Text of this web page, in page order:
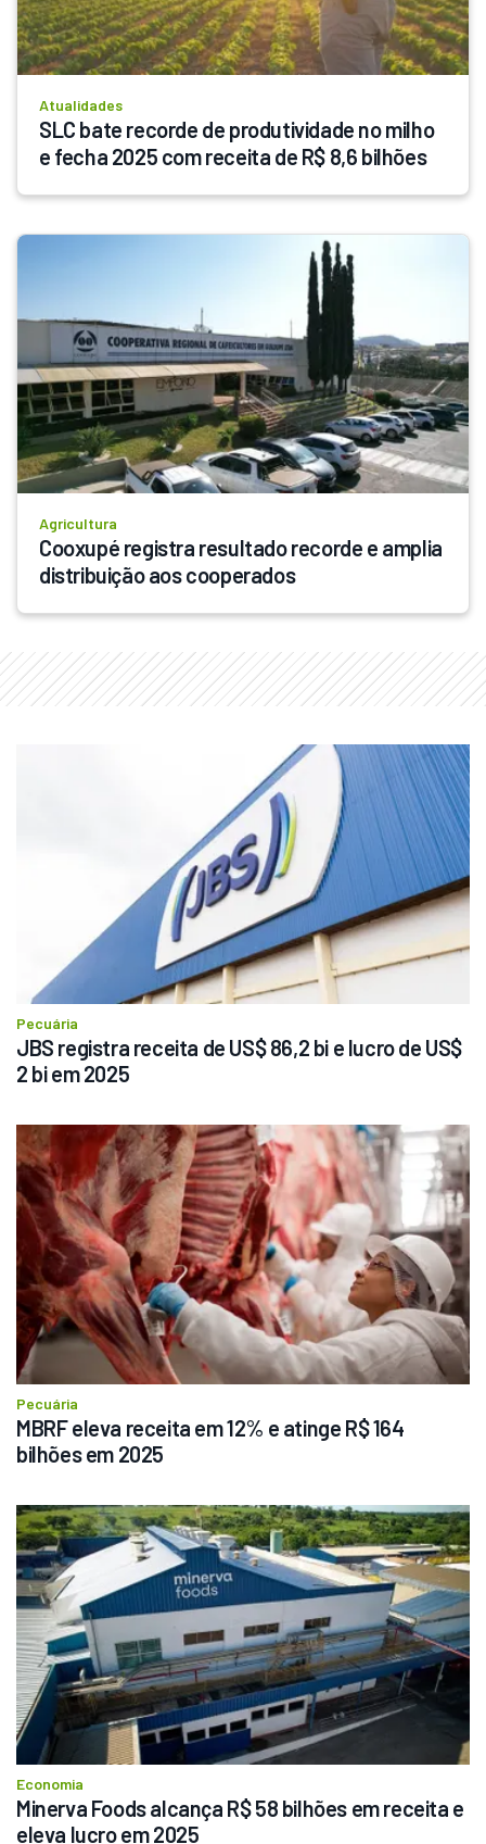
Atualidades
SLC bate recorde de produtividade no milho
e fecha 2025 com receita de R$ 8,6 bilhões
Agricultura
Cooxupé registra resultado recorde e amplia
distribuição aos cooperados
Pecuária
JBS registra receita de US$ 86,2 bi e lucro de US$
2 bi em 2025
Pecuária
MBRF eleva receita em 12% e atinge R$ 164
bilhões em 2025
Economia
Minerva Foods alcança R$ 58 bilhões em receita e
eleva lucro em 2025